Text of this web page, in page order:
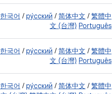
한국어 /ру́сский /简体中文 /繁體中
文 (台灣) Português
한국어 /ру́сский /简体中文 /繁體中
文 (台灣) Português
한국어 /ру́сский /简体中文 /繁體中